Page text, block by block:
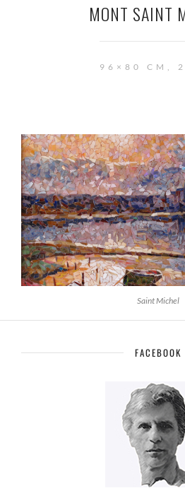
MONT SAINT
96×80 CM,
Saint Michel
FACEBOOK